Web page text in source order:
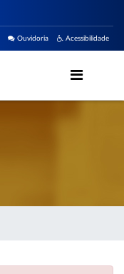
Acessibilidade
Ouvidoria